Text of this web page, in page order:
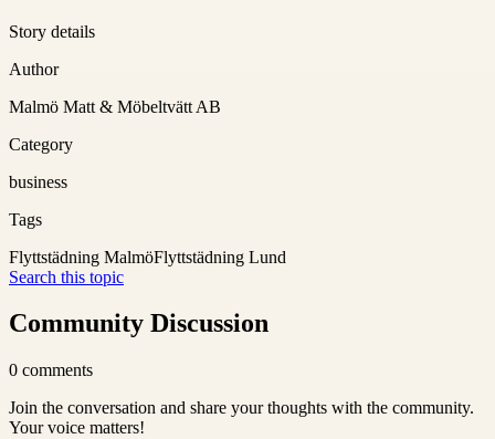
Story details
Author
Malmö Matt & Möbeltvätt AB
Category
business
Tags
Flyttstädning MalmöFlyttstädning Lund
Search this topic
Community Discussion
0 comments
Join the conversation and share your thoughts with the community.
Your voice matters!